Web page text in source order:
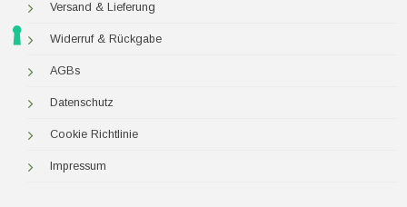
Versand & Lieferung
Widerruf & Rückgabe
AGBs
Datenschutz
Cookie Richtlinie
Impressum